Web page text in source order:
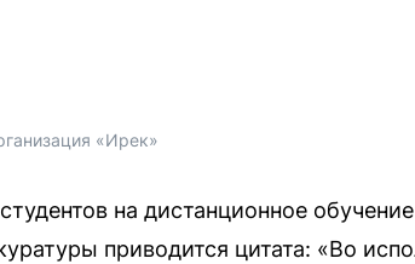
«Ирек»
на дистанционное
приводится цитата: «Во